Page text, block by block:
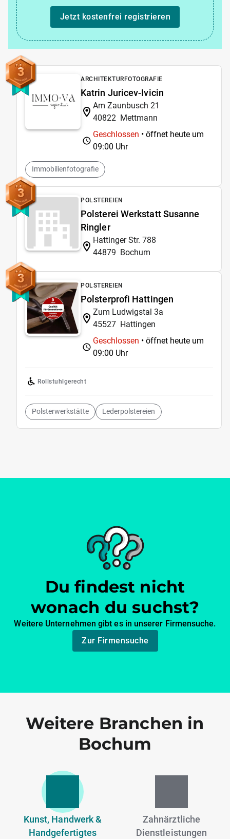
Jetzt kostenfrei registrieren
3 ARCHITEKTURFOTOGRAFIE
Katrin Juricev-Ivicin
Am Zaunbusch 21
40822 Mettmann
Geschlossen • öffnet heute um
09:00 Uhr
Immobilienfotografie
3 POLSTEREIEN
Polsterei Werkstatt Susanne
Ringler
Hattinger Str. 788
44879 Bochum
3 POLSTEREIEN
Polsterprofi Hattingen
Zum Ludwigstal 3a
45527 Hattingen
Geschlossen • öffnet heute um
09:00 Uhr
Rollstuhlgerecht
Polsterwerkstätte Lederpolstereien
Du findest nicht
wonach du suchst?
Weitere Unternehmen gibt es in unserer Firmensuche.
Zur Firmensuche
Weitere Branchen in
Bochum
Kunst, Handwerk &
Handgefertigtes
Zahnärztliche
Dienstleistungen